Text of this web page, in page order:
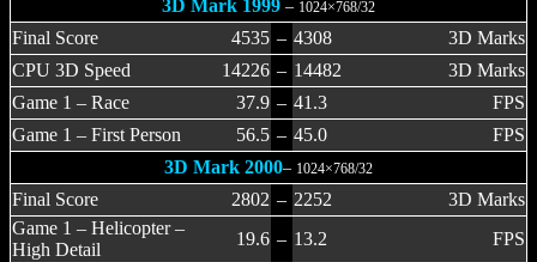
3D Mark 1999 – 1024×768/32
Final Score 4535 – 4308
3D Marks
CPU 3D Speed
14226 – 14482
3D Marks
Game 1 – Race
37.9 – 41.3
FPS
Game 1 – First Person
56.5 – 45.0
FPS
3D Mark 2000– 1024×768/32
Final Score 2802 – 2252
3D Marks
Game 1 – Helicopter –
High Detail
19.6 – 13.2
FPS